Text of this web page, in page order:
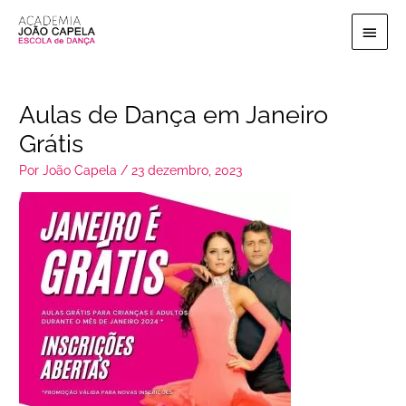
para
Menu
Aulas de Dança em Janeiro
Grátis
PorJoão Capela/23 dezembro, 2023